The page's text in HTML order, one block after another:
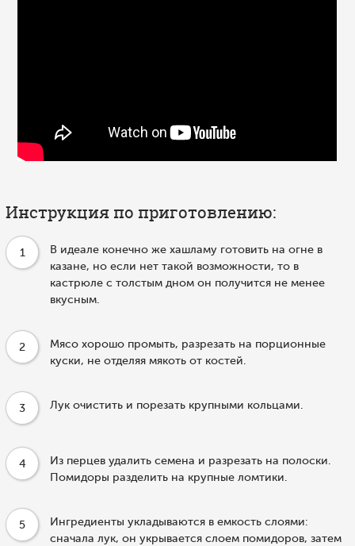
Инструкция по приготовлению:
1
В идеале конечно же хашламу готовить на огне в
казане, но если нет такой возможности, то в
кастрюле с толстым дном он получится не менее
вкусным.
2
Мясо хорошо промыть, разрезать на порционные
куски, не отделяя мякоть от костей.
3 Лук очистить и порезать крупными кольцами.
4
Из перцев удалить семена и разрезать на полоски.
Помидоры разделить на крупные ломтики.
5
Ингредиенты укладываются в емкость слоями:
сначала лук, он укрывается слоем помидоров, затем